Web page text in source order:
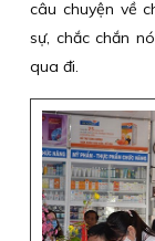
câu chuyện về
sự, chắc chắn
qua đi.